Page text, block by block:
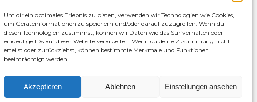
Um dir ein optimales Erlebnis zu bieten, verwenden wir Technologien wie Cookies,
um Geräteinformationen zu speichern und/oder darauf zuzugreifen. Wenn du
diesen Technologien zustimmst, können wir Daten wie das Surfverhalten oder
eindeutige IDs auf dieser Website verarbeiten. Wenn du deine Zustimmung nicht
erteilst oder zurückziehst, können bestimmte Merkmale und Funktionen
beeinträchtigt werden.
Akzeptieren Ablehnen Einstellungen ansehen